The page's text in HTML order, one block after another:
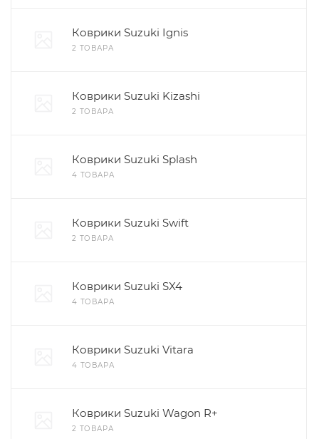
Коврики Suzuki Ignis
2 ТОВАРА
Коврики Suzuki Kizashi
2 ТОВАРА
Коврики Suzuki Splash
4 ТОВАРА
Коврики Suzuki Swift
2 ТОВАРА
Коврики Suzuki SX4
4 ТОВАРА
Коврики Suzuki Vitara
4 ТОВАРА
Коврики Suzuki Wagon R+
2 ТОВАРА